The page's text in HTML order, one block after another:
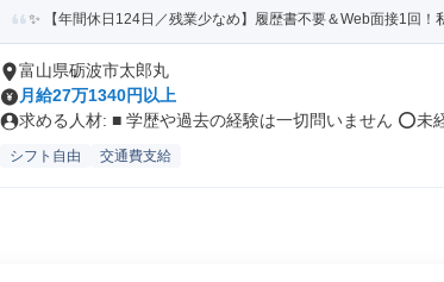
✨ 【年間休日124日／残業少なめ】履歴書不要＆Web面接1回
富山県砺波市太郎丸
月給27万1340円以上
求める人材: ■ 学歴や過去の経験は一切問いません ⭕未
シフト自由 交通費支給